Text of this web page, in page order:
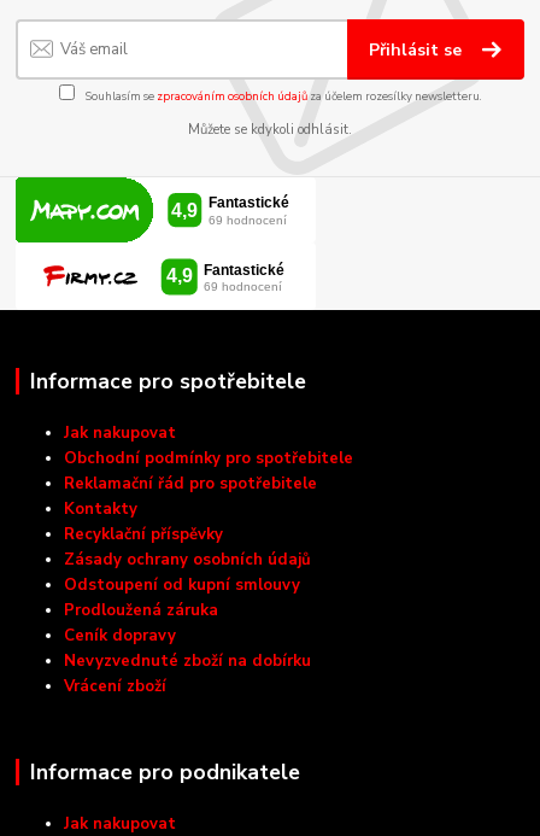
Přihlásit se
Souhlasím se zpracováním osobních údajůza účelem rozesílky newsletteru.
Můžete se kdykoli odhlásit.
Informace pro spotřebitele
Jak nakupovat
Obchodní podmínky pro spotřebitele
Reklamační řád pro spotřebitele
Kontakty
Recyklační příspěvky
Zásady ochrany osobních údajů
Odstoupení od kupní smlouvy
Prodloužená záruka
Ceník dopravy
Nevyzvednuté zboží na dobírku
Vrácení zboží
Informace pro podnikatele
Jak nakupovat